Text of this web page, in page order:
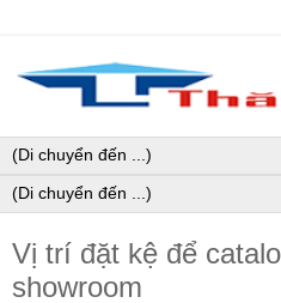
Vị trí đặt kệ để
showroom